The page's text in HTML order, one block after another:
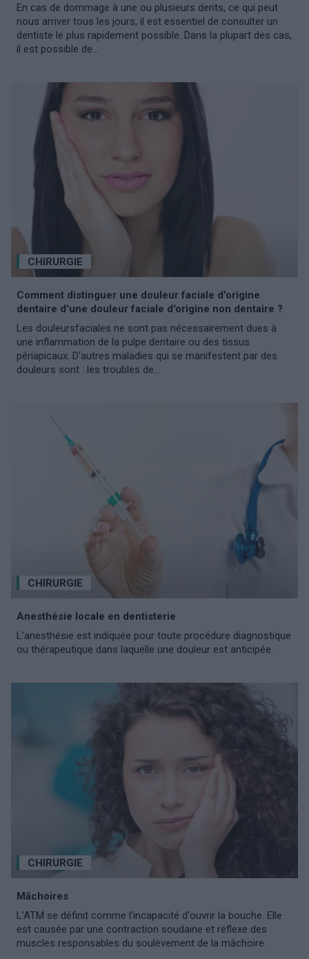
En cas de dommage à une ou plusieurs dents, ce qui peut
nous arriver tous les jours, il est essentiel de consulter un
dentiste le plus rapidement possible. Dans la plupart des cas,
il est possible de...
CHIRURGIE
Comment distinguer une douleur faciale d'origine
dentaire d'une douleur faciale d'origine non dentaire ?
Les douleursfaciales ne sont pas nécessairement dues à
une inflammation de la pulpe dentaire ou des tissus
périapicaux. D'autres maladies qui se manifestent par des
douleurs sont : les troubles de...
CHIRURGIE
Anesthésie locale en dentisterie
L'anesthésie est indiquée pour toute procédure diagnostique
ou thérapeutique dans laquelle une douleur est anticipée.
CHIRURGIE
Mâchoires
L'ATM se définit comme l'incapacité d'ouvrir la bouche. Elle
est causée par une contraction soudaine et réflexe des
muscles responsables du soulèvement de la mâchoire.